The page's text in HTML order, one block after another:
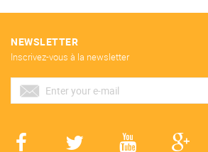
NEWSLETTER
Inscrivez-vous à la newsletter